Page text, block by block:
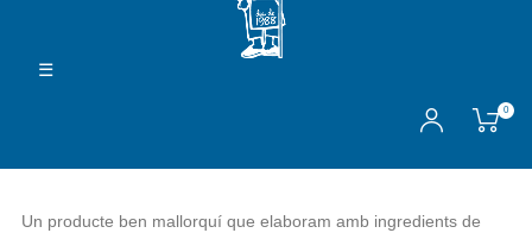
0
Navegación
☰
Un producte ben mallorquí que elaboram amb ingredients de